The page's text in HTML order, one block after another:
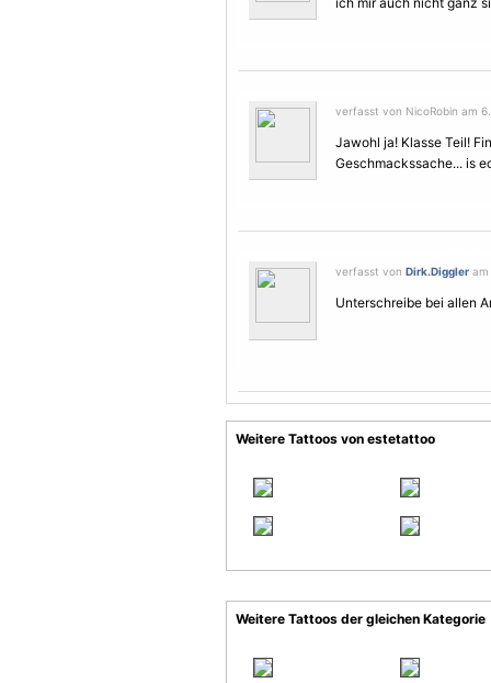
verfasst von NicoRobin am
Jawohl ja! Klasse Teil!
Geschmackssache... is
verfasst von Dirk.Diggler am
Unterschreibe bei allen
Weitere Tattoos von estetattoo
Weitere Tattoos der gleichen Kategorie